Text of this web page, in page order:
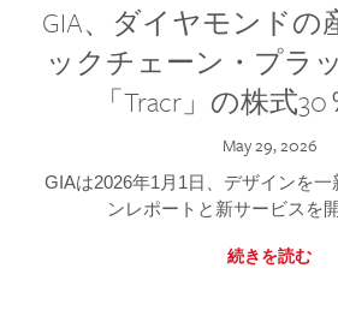
GIA、ダイヤモンドの
ックチェーン・プラ
「Tracr」の株式
May 29, 2026
GIAは2026年1月1日、デザインを
ンレポートと新サービスを
続きを読む